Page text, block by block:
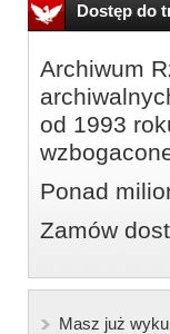
Dostęp do
Archiwum
od 1993
Ponad
Zamów
Masz już